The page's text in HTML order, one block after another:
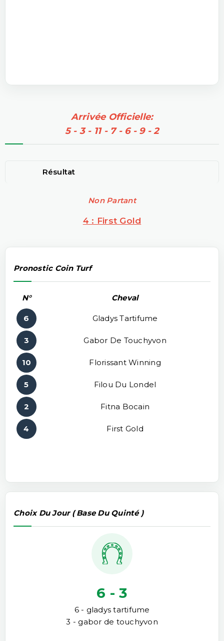
Arrivée Officielle:
5 - 3 - 11 - 7 - 6 - 9 - 2
Résultat
Non Partant
4 : First Gold
Pronostic Coin Turf
N° Cheval
6 Gladys Tartifume
3 Gabor De Touchyvon
10 Florissant Winning
5 Filou Du Londel
2 Fitna Bocain
4 First Gold
Choix Du Jour ( Base Du Quinté )
6 - 3
6 - gladys tartifume
3 - gabor de touchyvon